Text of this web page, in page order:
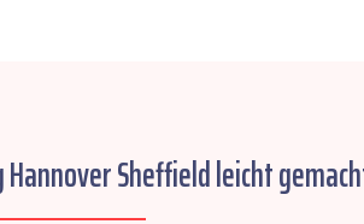
Sheffield leicht